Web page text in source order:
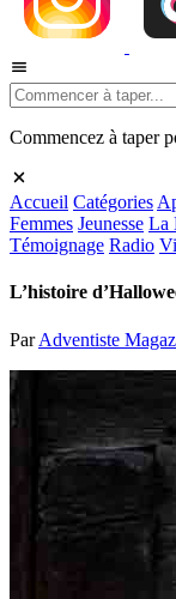
Commencez à taper
Accueil Catégories
Femmes Jeunesse La
Témoignage Radio
L’histoire
Par Adventiste